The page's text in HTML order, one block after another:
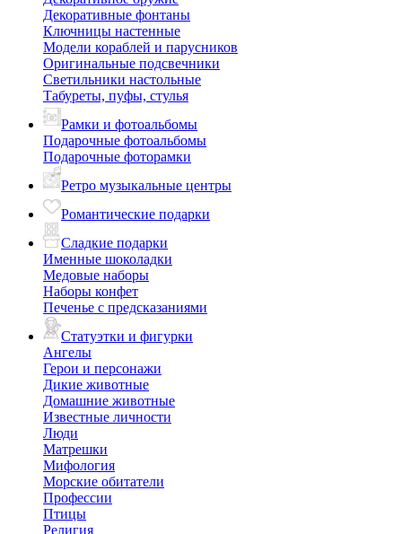
Декоративные фонтаны
Ключницы настенные
Модели кораблей и парусников
Оригинальные подсвечники
Светильники настольные
Табуреты, пуфы, стулья
Рамки и фотоальбомы
Подарочные фотоальбомы
Подарочные фоторамки
Ретро музыкальные центры
Романтические подарки
Сладкие подарки
Именные шоколадки
Медовые наборы
Наборы конфет
Печенье с предсказаниями
Статуэтки и фигурки
Ангелы
Герои и персонажи
Дикие животные
Домашние животные
Известные личности
Люди
Матрешки
Мифология
Морские обитатели
Профессии
Птицы
Религия